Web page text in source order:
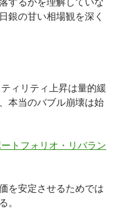
銀の甘い相場観を深く
ィリティ上昇は量的緩
本当のバブル崩壊は始
トフォリオ・リバラン
を安定させるためでは
。